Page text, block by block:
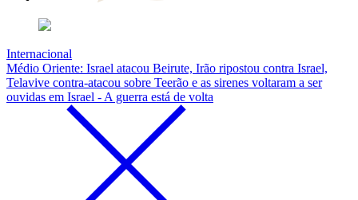
Internacional
Médio Oriente: Israel atacou Beirute, Irão ripostou contra Israel,
Telavive contra-atacou sobre Teerão e as sirenes voltaram a ser
ouvidas em Israel - A guerra está de volta